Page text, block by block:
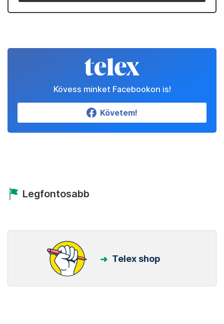
Kövess minket Facebookon is!
Követem!
Legfontosabb
Telex shop